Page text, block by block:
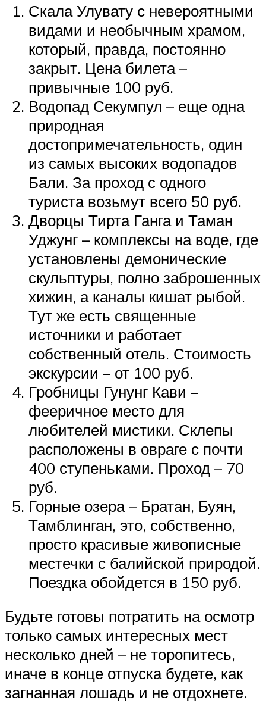
Скала Улувату с невероятными
видами и необычным храмом,
который, правда, постоянно
закрыт. Цена билета –
привычные 100 руб.
Водопад Секумпул – еще одна
природная
достопримечательность, один
из самых высоких водопадов
Бали. За проход с одного
туриста возьмут всего 50 руб.
Дворцы Тирта Ганга и Таман
Уджунг – комплексы на воде, где
установлены демонические
скульптуры, полно заброшенных
хижин, а каналы кишат рыбой.
Тут же есть священные
источники и работает
собственный отель. Стоимость
экскурсии – от 100 руб.
Гробницы Гунунг Кави –
фееричное место для
любителей мистики. Склепы
расположены в овраге с почти
400 ступеньками. Проход – 70
руб.
Горные озера – Братан, Буян,
Тамблинган, это, собственно,
просто красивые живописные
местечки с балийской природой.
Поездка обойдется в 150 руб.
Будьте готовы потратить на осмотр
только самых интересных мест
несколько дней – не торопитесь,
иначе в конце отпуска будете, как
загнанная лошадь и не отдохнете.